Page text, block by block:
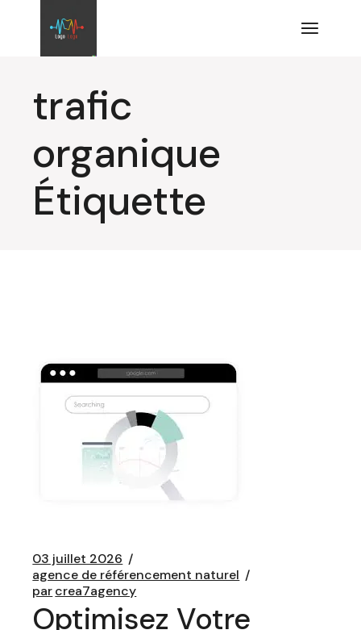
contenu
trafic
organique
Étiquette
03 juillet 2026
agence de référencement naturel
parcrea7agency
Optimisez Votre